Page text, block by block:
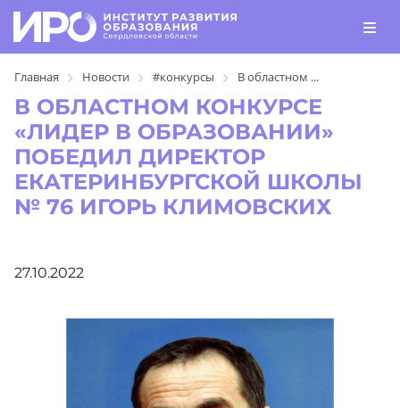
Главная Новости #конкурсы В областном ...
В ОБЛАСТНОМ КОНКУРСЕ
«ЛИДЕР В ОБРАЗОВАНИИ»
ПОБЕДИЛ ДИРЕКТОР
ЕКАТЕРИНБУРГСКОЙ ШКОЛЫ
№ 76 ИГОРЬ КЛИМОВСКИХ
27.10.2022